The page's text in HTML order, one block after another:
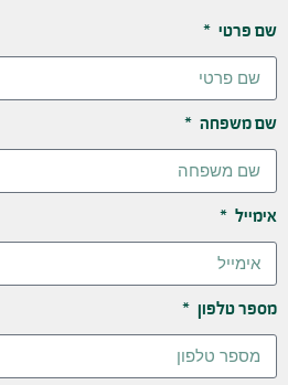
שם פרטי
שם משפחה
אימייל
מספר טלפון